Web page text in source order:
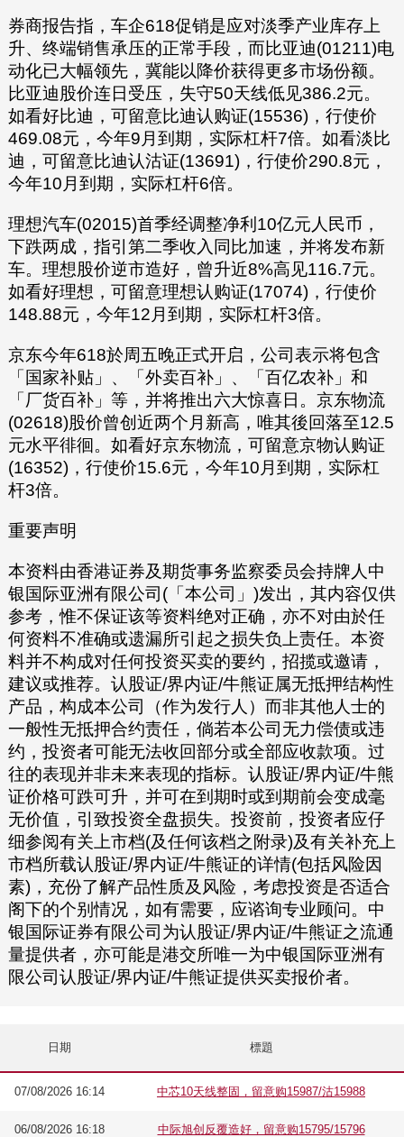
券商报告指，车企618促销是应对淡季产业库存上
升、终端销售承压的正常手段，而比亚迪(01211)电
动化已大幅领先，冀能以降价获得更多市场份额。
比亚迪股价连日受压，失守50天线低见386.2元。
如看好比迪，可留意比迪认购证(15536)，行使价
469.08元，今年9月到期，实际杠杆7倍。如看淡比
迪，可留意比迪认沽证(13691)，行使价290.8元，
今年10月到期，实际杠杆6倍。
理想汽车(02015)首季经调整净利10亿元人民币，
下跌两成，指引第二季收入同比加速，并将发布新
车。理想股价逆市造好，曾升近8%高见116.7元。
如看好理想，可留意理想认购证(17074)，行使价
148.88元，今年12月到期，实际杠杆3倍。
京东今年618於周五晚正式开启，公司表示将包含
「国家补贴」、「外卖百补」、「百亿农补」和
「厂货百补」等，并将推出六大惊喜日。京东物流
(02618)股价曾创近两个月新高，唯其後回落至12.5
元水平徘徊。如看好京东物流，可留意京物认购证
(16352)，行使价15.6元，今年10月到期，实际杠
杆3倍。
重要声明
本资料由香港证券及期货事务监察委员会持牌人中
银国际亚洲有限公司(「本公司」)发出，其内容仅供
参考，惟不保证该等资料绝对正确，亦不对由於任
何资料不准确或遗漏所引起之损失负上责任。本资
料并不构成对任何投资买卖的要约，招揽或邀请，
建议或推荐。认股证/界内证/牛熊证属无抵押结构性
产品，构成本公司（作为发行人）而非其他人士的
一般性无抵押合约责任，倘若本公司无力偿债或违
约，投资者可能无法收回部分或全部应收款项。过
往的表现并非未来表现的指标。认股证/界内证/牛熊
证价格可跌可升，并可在到期时或到期前会变成毫
无价值，引致投资全盘损失。投资前，投资者应仔
细参阅有关上市档(及任何该档之附录)及有关补充上
市档所载认股证/界内证/牛熊证的详情(包括风险因
素)，充份了解产品性质及风险，考虑投资是否适合
阁下的个别情况，如有需要，应谘询专业顾问。中
银国际证券有限公司为认股证/界内证/牛熊证之流通
量提供者，亦可能是港交所唯一为中银国际亚洲有
限公司认股证/界内证/牛熊证提供买卖报价者。
日期 標題
07/08/2026 16:14 中芯10天线整固，留意购15987/沽15988
06/08/2026 16:18 中际旭创反覆造好，留意购15795/15796